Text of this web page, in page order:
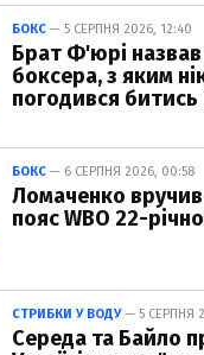
БОКС — 5 СЕРПНЯ 2026, 12:40
Брат Ф'юрі
боксера, з яким
погодився битись
БОКС — 6 СЕРПНЯ 2026, 00:58
Ломаченко
пояс WBO 22-
СТРИБКИ У ВОДУ— 5 СЕРПНЯ
Середа та Байло